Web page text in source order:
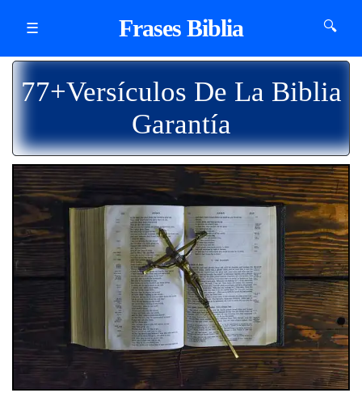
☰ Frases Biblia 🔍
77+Versículos De La Biblia
Garantía